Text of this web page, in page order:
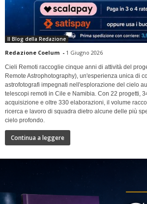
Il Blog della Redazione
Redazione Coelum - 1 Giugno 2026
Cieli Remoti raccoglie cinque anni di attività del
Remote Astrophotography), un'esperienza unica di
astrofotografi impegnati nell'esplorazione del cielo
telescopi remoti in Cile e Namibia. Con 22 progetti,
acquisizione e oltre 330 elaborazioni, il volume
ricerca e lavoro di squadra dietro alcune delle più
cielo profondo.
Continua a leggere